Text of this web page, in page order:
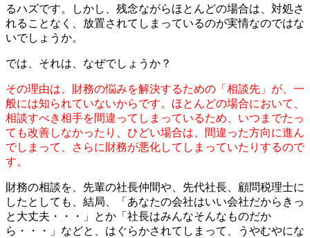
るハズです。しかし、残念ながらほとんどの場合は、対処さ
れることなく、放置されてしまっているのが実情なのではな
いでしょうか。
では、それは、なぜでしょうか？
その理由は、財務の悩みを解決するための「相談先」が、一
般には知られていないからです。ほとんどの場合において、
相談すべき相手を間違ってしまっているため、いつまでたっ
ても改善しなかったり、ひどい場合は、間違った方向に進ん
でしまって、さらに財務が悪化してしまっていたりするので
す。
財務の相談を、先輩の社長仲間や、先代社長、顧問税理士に
したとしても、結局、「あなたの会社はいい会社だからきっ
と大丈夫・・・」とか「社長はみんなそんなものだか
ら・・・」などと、はぐらかされてしまって、うやむやにな